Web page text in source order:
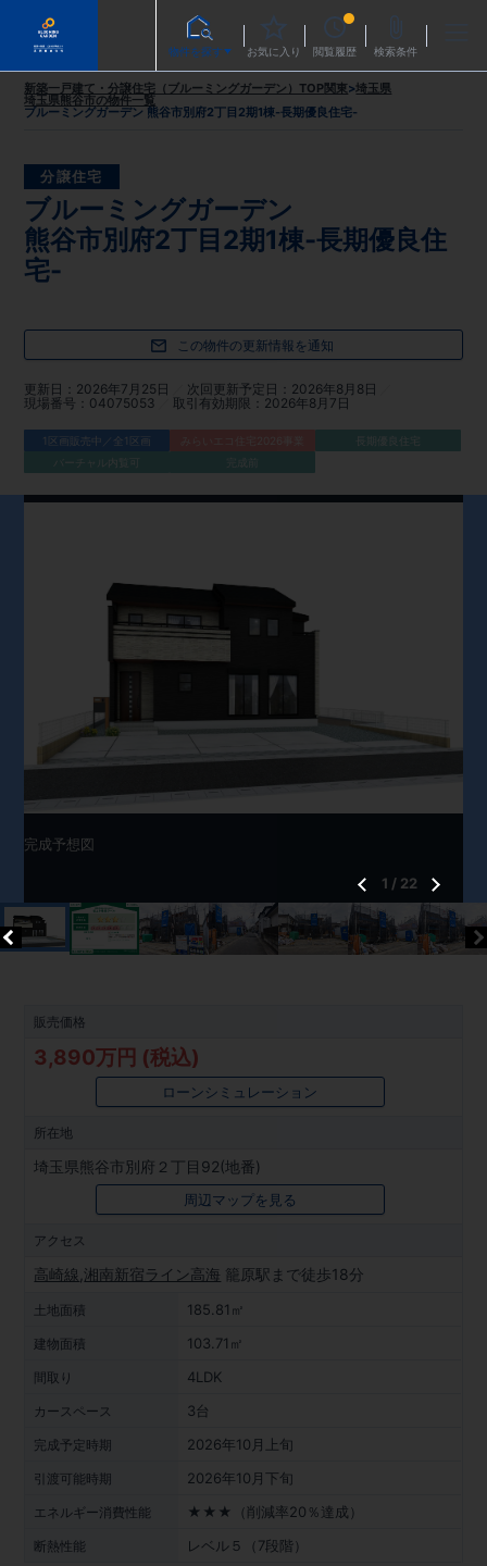
物件を探す お気に入り 閲覧履歴 検索条件
新築一戸建て・分譲住宅（ブルーミングガーデン）TOP関東>埼玉県
埼玉県熊谷市の物件一覧
ブルーミングガーデン 熊谷市別府2丁目2期1棟-長期優良住宅-
分譲住宅
ブルーミングガーデン
熊谷市別府2丁目2期1棟-長期優良住
宅-
この物件の更新情報を通知
更新日 2026年7月25日 次回更新予定日
2026年8月8日
現場番号
04075053 取引有効期限 2026年8月7日
1区画販売中／全1区画
長期優良住宅
バーチャル内覧可
完成前
販売価格
3,890万円 (税込)
ローンシミュレーション
所在地
埼玉県熊谷市別府２丁目92(地番)
周辺マップを見る
アクセス
高崎線 ,湘南新宿ライン高海 籠原駅まで徒歩18分
土地面積 185.81㎡
建物面積 103.71㎡
間取り 4LDK
カースペース 3台
完成予定時期 2026年10月上旬
引渡可能時期 2026年10月下旬
エネルギー消費性能 ★★★（削減率20％達成）
断熱性能 レベル５（7段階）
完成予想図
1 / 22